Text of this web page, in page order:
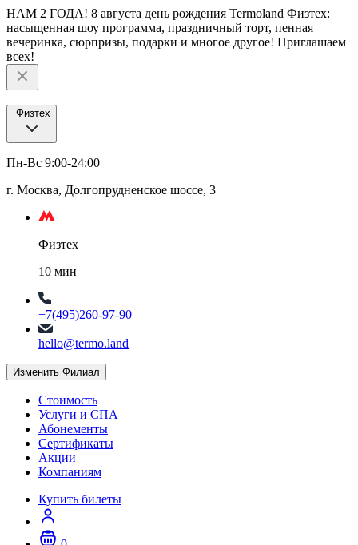
НАМ 2 ГОДА! 8 августа день рождения Termoland Физтех:
насыщенная шоу программа, праздничный торт, пенная
вечеринка, сюрпризы, подарки и многое другое! Приглашаем
всех!
Физтех
Пн-Вс 9:00-24:00
г. Москва, Долгопрудненское шоссе, 3
Физтех
10 мин
+7(495)260-97-90
hello@termo.land
Изменить Филиал
Стоимость
Услуги и СПА
Абонементы
Сертификаты
Акции
Компаниям
Купить билеты